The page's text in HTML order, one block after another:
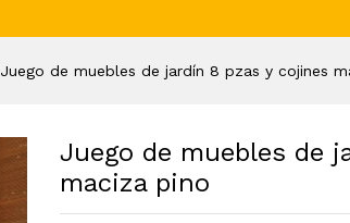
Juego de muebles de jardín 8 pzas y cojines
Juego de muebles de
maciza pino